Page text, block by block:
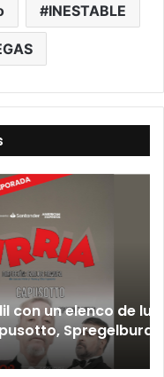
INESTABLE
elenco de lujo
y